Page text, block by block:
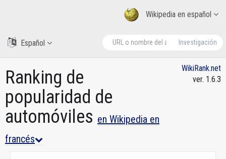
Wikipedia en español
Investigación
Español
Ranking de
popularidad de
automóviles en Wikipedia en
francés
WikiRank.net
ver. 1.6.3